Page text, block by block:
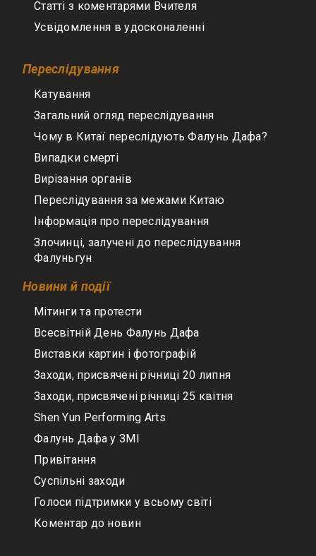
Статті з коментарями Вчителя
Усвідомлення в удосконаленні
Переслідування
Катування
Загальний огляд переслідування
Чому в Китаї переслідують Фалунь Дафа?
Випадки смерті
Вирізання органів
Переслідування за межами Китаю
Інформація про переслідування
Злочинці, залучені до переслідування
Фалуньгун
Новини й події
Мітинги та протести
Всесвітній День Фалунь Дафа
Виставки картин і фотографій
Заходи, присвячені річниці 20 липня
Заходи, присвячені річниці 25 квітня
Shen Yun Performing Arts
Фалунь Дафа у ЗМІ
Привітання
Суспільні заходи
Голоси підтримки у всьому світі
Коментар до новин